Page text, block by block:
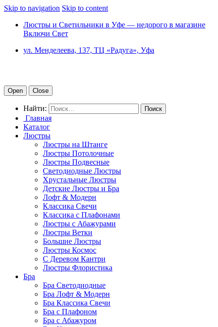
Skip to navigation Skip to content
Люстры и Светильники в Уфе — недорого в магазине
Включи Свет
ул. Менделеева, 137, ТЦ «Радуга», Уфа
Open Close
Найти:
Главная
Каталог
Люстры
Люстры на Штанге
Люстры Потолочные
Люстры Подвесные
Светодиодные Люстры
Хрустальные Люстры
Детские Люстры и Бра
Лофт & Модерн
Классика Свечи
Классика с Плафонами
Люстры с Абажурами
Люстры Ветки
Большие Люстры
Люстры Космос
С Деревом Кантри
Люстры Флористика
Бра
Бра Светодиодные
Бра Лофт & Модерн
Бра Классика Свечи
Бра с Плафоном
Бра с Абажуром